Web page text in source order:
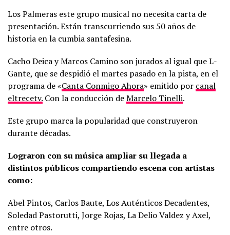
Los Palmeras este grupo musical no necesita carta de
presentación. Están transcurriendo sus 50 años de
historia en la cumbia santafesina.
Cacho Deica y Marcos Camino son jurados al igual que L-
Gante, que se despidió el martes pasado en la pista, en el
programa de «Canta Conmigo Ahora» emitido por canal
eltrecetv. Con la conducción deMarcelo Tinelli.
Este grupo marca la popularidad que construyeron
durante décadas.
Lograron con su música ampliar su llegada a
distintos públicos compartiendo escena con artistas
como:
Abel Pintos, Carlos Baute, Los Auténticos Decadentes,
Soledad Pastorutti, Jorge Rojas, La Delio Valdez y Axel,
entre otros.